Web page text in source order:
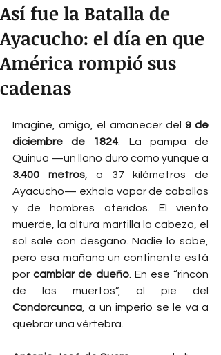
Así fue la Batalla de
Ayacucho: el día en que
América rompió sus
cadenas
Imagine, amigo, el amanecer del 9 de
diciembre de 1824 . La pampa de
3.400 metros, a 37 kilómetros de
Ayacucho— exhala vapor de caballos
y de hombres ateridos. El viento
muerde, la altura martilla la cabeza, el
sol sale con desgano. Nadie lo sabe,
pero esa mañana un continente está
por cambiar de dueño. En ese “rincón
Condorcunca , a un imperio se le va a
quebrar una vértebra.